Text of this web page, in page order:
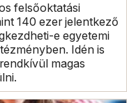
felsőoktatási
140 ezer jelentkező
e egyetemi
Idén is
magas